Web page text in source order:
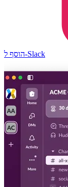
הוסף ל-Slack